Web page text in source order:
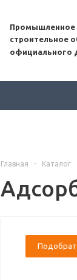
Промышленное
строительное
официального
Главная - Каталог